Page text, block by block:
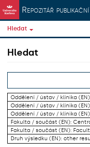
Přeskočit na obsah
Repozitář
Hledat
Hledat
Oddělení / ústav / klinika
Oddělení / ústav / klinika
Oddělení / ústav / klinika
Fakulta / součást (EN):
Fakulta / součást (EN):
Druh výsledku (EN): other